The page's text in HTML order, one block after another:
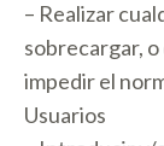
– Realizar
sobrecargar,
impedir el
Usuarios